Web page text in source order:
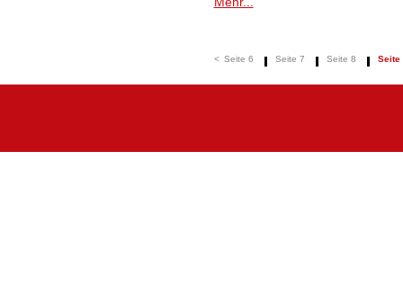
< Seite 6 Seite 7 Seite 8 Seite